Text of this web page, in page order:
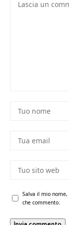
Salva il mio
che commento.